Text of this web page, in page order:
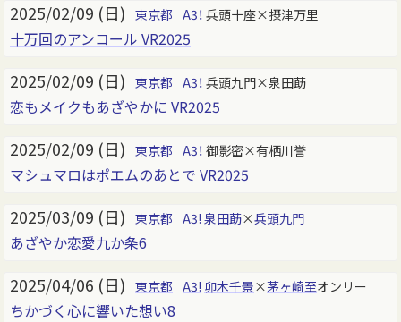
2025/02/09 (日) 東京都 A3！ 兵頭十座×摂津万里
十万回のアンコール VR2025
2025/02/09 (日) 東京都 A3！ 兵頭九門×泉田莇
恋もメイクもあざやかに VR2025
2025/02/09 (日) 東京都 A3！ 御影密×有栖川誉
マシュマロはポエムのあとで VR2025
2025/03/09 (日) 東京都 A3! 泉田莇×兵頭九門
あざやか恋愛九か条6
2025/04/06 (日) 東京都 A3! 卯木千景×茅ヶ崎至オンリー
ちかづく心に響いた想い8